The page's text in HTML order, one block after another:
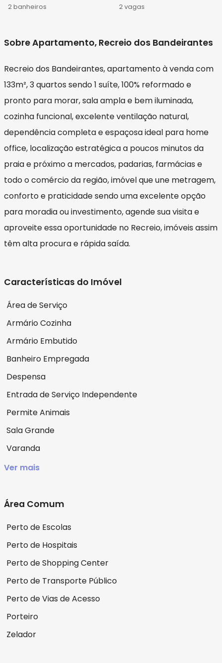
2 banheiros 2 vagas
Sobre Apartamento, Recreio dos Bandeirantes
Recreio dos Bandeirantes, apartamento à venda com
133m², 3 quartos sendo 1 suíte, 100% reformado e
pronto para morar, sala ampla e bem iluminada,
cozinha funcional, excelente ventilação natural,
dependência completa e espaçosa ideal para home
office, localização estratégica a poucos minutos da
praia e próximo a mercados, padarias, farmácias e
todo o comércio da região, imóvel que une metragem,
conforto e praticidade sendo uma excelente opção
para moradia ou investimento, agende sua visita e
aproveite essa oportunidade no Recreio, imóveis assim
têm alta procura e rápida saída.
Características do Imóvel
Área de Serviço
Armário Cozinha
Armário Embutido
Banheiro Empregada
Despensa
Entrada de Serviço Independente
Permite Animais
Sala Grande
Varanda
Ver mais
Área Comum
Perto de Escolas
Perto de Hospitais
Perto de Shopping Center
Perto de Transporte Público
Perto de Vias de Acesso
Porteiro
Zelador